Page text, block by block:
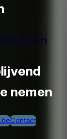
nemen
Contact